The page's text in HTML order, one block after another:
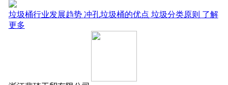
垃圾桶行业发展趋势 冲孔垃圾桶的优点 垃圾分类原则 了解
更多